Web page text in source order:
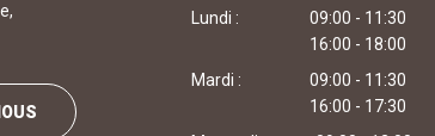
,
Lundi :
09:00 - 11:30
16:00 - 18:00
Mardi :
09:00 - 11:30
16:00 - 17:30